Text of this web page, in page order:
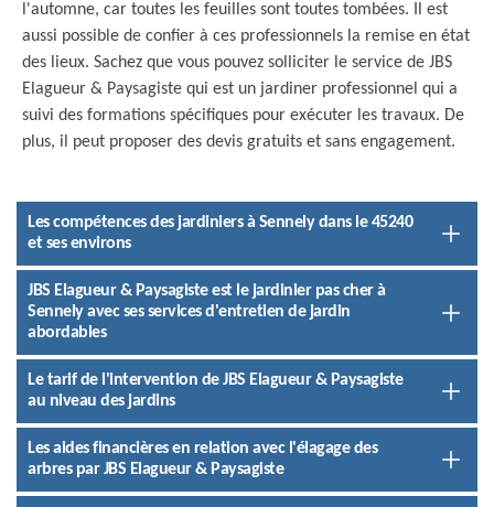
l'automne, car toutes les feuilles sont toutes tombées. Il est
aussi possible de confier à ces professionnels la remise en état
des lieux. Sachez que vous pouvez solliciter le service de JBS
Elagueur & Paysagiste qui est un jardiner professionnel qui a
suivi des formations spécifiques pour exécuter les travaux. De
plus, il peut proposer des devis gratuits et sans engagement.
Les compétences des jardiniers à Sennely dans le 45240
et ses environs
JBS Elagueur & Paysagiste est le jardinier pas cher à
Sennely avec ses services d'entretien de jardin
abordables
Le tarif de l'intervention de JBS Elagueur & Paysagiste
au niveau des jardins
Les aides financières en relation avec l'élagage des
arbres par JBS Elagueur & Paysagiste